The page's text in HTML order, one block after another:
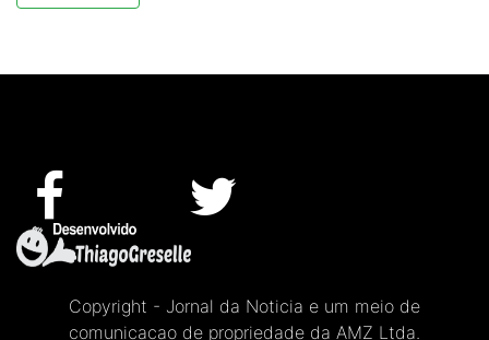
Copyright - Jornal da Noticia e um meio de
comunicacao de propriedade da AMZ Ltda.